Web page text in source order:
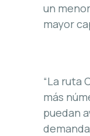
un
mayor
“La ruta
más
puedan